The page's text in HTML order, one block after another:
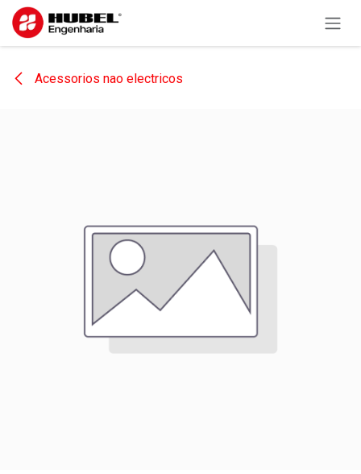
Pular para o conteúdo
Acessorios nao electricos